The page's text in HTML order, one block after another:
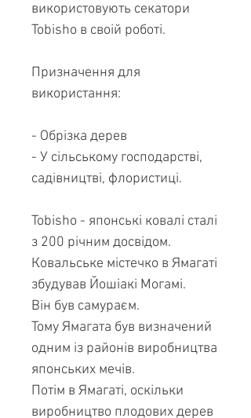
використовують секатори
Tobisho в своій роботі.
Призначення для
використання:
- Обрізка дерев
- У сільському господарстві,
садівництві, флористиці.
Tobisho - японські ковалі сталі
з 200 річним досвідом.
Ковальське містечко в Ямагаті
збудував Йошіакі Могамі.
Він був самураєм.
Тому Ямагата був визначений
одним із районів виробництва
японських мечів.
Потім в Ямагаті, оскільки
виробництво плодових дерев